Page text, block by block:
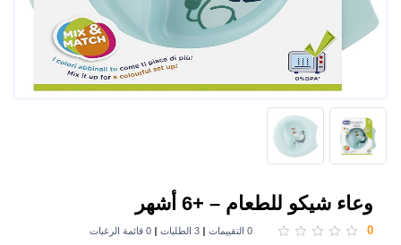
وعاء شيكو للطعام – +6 أشهر
0 0 التقييمات 3 الطلبات 0 قائمة الرغبات